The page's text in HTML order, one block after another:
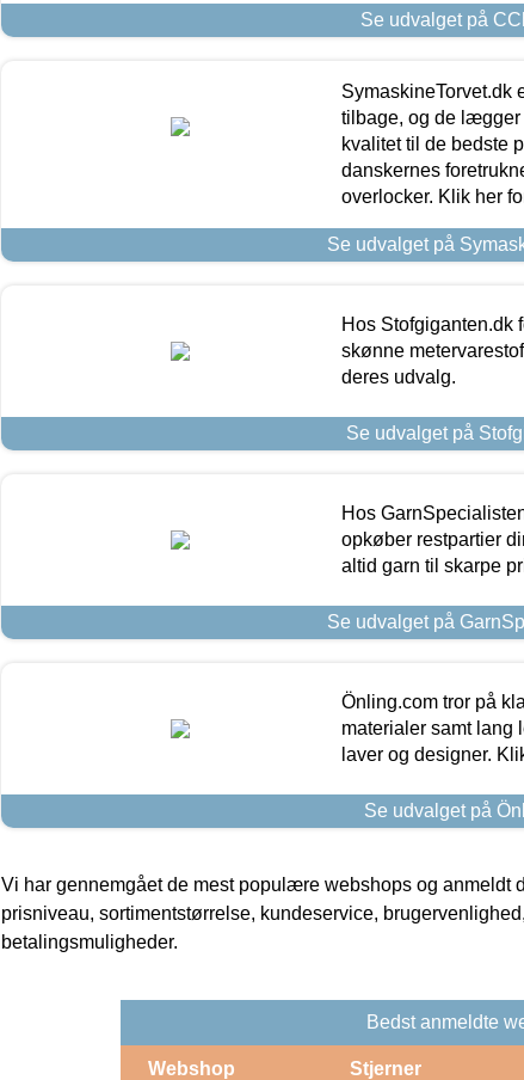
Se udvalget på
SymaskineTorvet.dk
tilbage, og de
kvalitet til de bedste
danskernes
overlocker. Klik her
Se udvalget på
Hos Stofgiganten.dk
skønne
deres udvalg.
Se udvalget på
Hos
opkøber restpartier
altid garn til skarpe
Se udvalget på
Önling.com tror på
materialer samt lang
laver og designer.
Se udvalget på
Vi har gennemgået de mest populære webshops og anmeldt
prisniveau, sortimentstørrelse, kundeservice,
betalingsmuligheder.
Bedst anmeldte
Webshop Stjerner